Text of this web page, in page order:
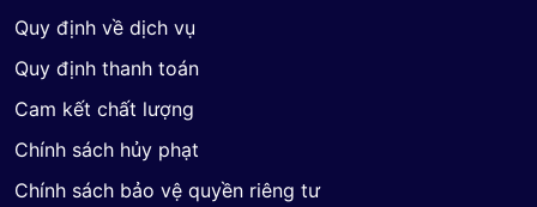
Quy định về dịch vụ
Quy định thanh toán
Cam kết chất lượng
Chính sách hủy phạt
Chính sách bảo vệ quyền riêng tư